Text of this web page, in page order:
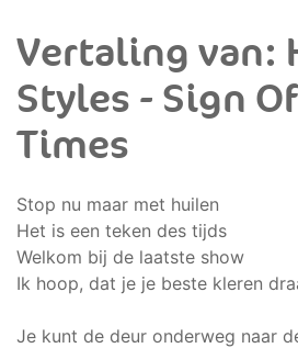
Vertaling van:
Styles - Sign
Times
Stop nu maar met huilen
Het is een teken des tijds
Welkom bij de laatste show
Ik hoop, dat je je beste kleren
Je kunt de deur onderweg naar